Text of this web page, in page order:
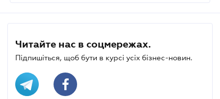
Читайте нас в соцмережах.
Підпишіться, щоб бути в курсі усіх бізнес-новин.